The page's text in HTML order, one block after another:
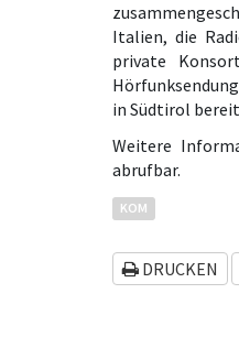
Italien, die
private
in Südtirol
Weitere
abrufbar.
KOM
DRUCKEN